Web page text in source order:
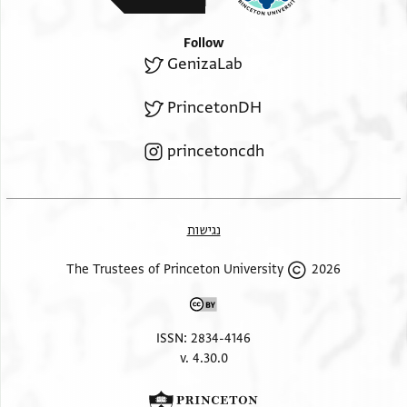
Follow
GenizaLab
PrincetonDH
princetoncdh
נגישות
2026 The Trustees of Princeton University
ISSN: 2834-4146
v. 4.30.0